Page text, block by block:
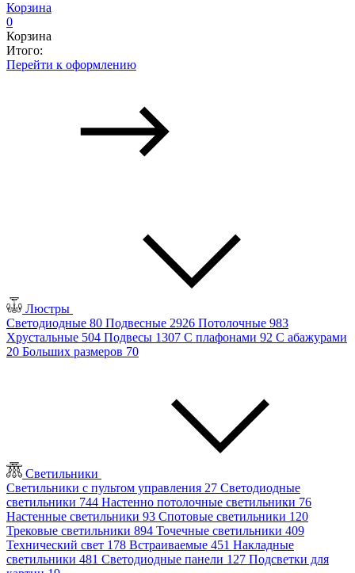
Корзина
0
Корзина
Итого:
Перейти к оформлению
Люстры
Светодиодные 80 Подвесные 2926 Потолочные 983
Хрустальные 504 Подвесы 1307 С плафонами 92 С абажурами
20 Больших размеров 70
Светильники
Светильники с пультом управления 27 Светодиодные
светильники 744 Настенно потолочные светильники 76
Настенные светильники 93 Спотовые светильники 120
Трековые светильники 894 Точечные светильники 409
Технический свет 178 Встраиваемые 451 Накладные
светильники 481 Светодиодные панели 127 Подсветки для